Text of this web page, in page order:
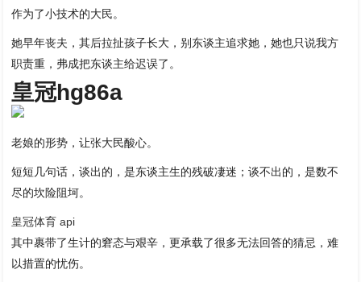
作为了小技术的大民。
她早年丧夫，其后拉扯孩子长大，别东谈主追求她，她也只说我方
职责重，弗成把东谈主给迟误了。
皇冠hg86a
老娘的形势，让张大民酸心。
短短几句话，谈出的，是东谈主生的残破凄迷；谈不出的，是数不
尽的坎险阻坷。
皇冠体育 api
其中裹带了生计的窘态与艰辛，更承载了很多无法回答的猜忌，难
以措置的忧伤。